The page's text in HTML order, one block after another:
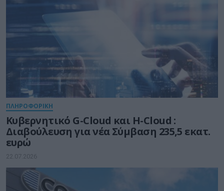
ΠΛΗΡΟΦΟΡΙΚΗ
Kυβερνητικό G-Cloud και H-Cloud :
Διαβούλευση για νέα Σύμβαση 235,5 εκατ.
ευρώ
22.07.2026